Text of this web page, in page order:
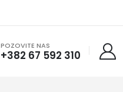
POZOVITE NAS
+382 67 592 310